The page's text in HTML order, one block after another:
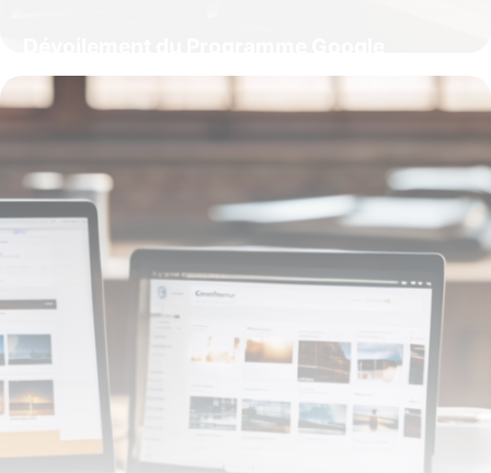
Partners : Le Secret de Réussite des
Agences Digitales Star